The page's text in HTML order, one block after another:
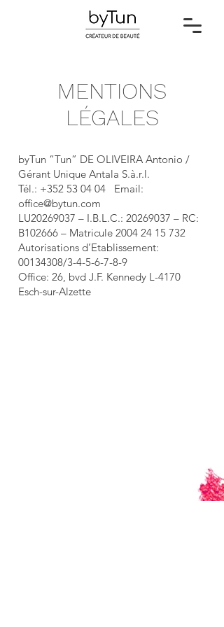
MENTIONS
LÉGALES
byTun “Tun” DE OLIVEIRA Antonio /
Gérant Unique Antala S.à.r.l.
Tél.: +352 53 04 04 Email:
office@bytun.com
LU20269037 – I.B.L.C.: 20269037 – RC:
B102666 – Matricule 2004 24 15 732
Autorisations d’Etablissement:
00134308/3-4-5-6-7-8-9
Office: 26, bvd J.F. Kennedy L-4170
Esch-sur-Alzette